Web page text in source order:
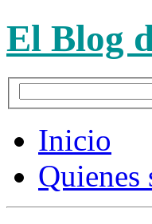
El Blog
Inicio
Quienes